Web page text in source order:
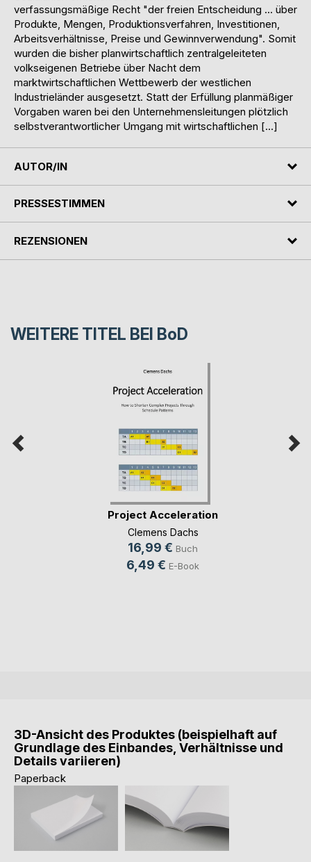
verfassungsmäßige Recht "der freien Entscheidung ... über
Produkte, Mengen, Produktionsverfahren, Investitionen,
Arbeitsverhältnisse, Preise und Gewinnverwendung". Somit
wurden die bisher planwirtschaftlich zentralgeleiteten
volkseigenen Betriebe über Nacht dem
marktwirtschaftlichen Wettbewerb der westlichen
Industrieländer ausgesetzt. Statt der Erfüllung planmäßiger
Vorgaben waren bei den Unternehmensleitungen plötzlich
selbstverantwortlicher Umgang mit wirtschaftlichen […]
AUTOR/IN
PRESSESTIMMEN
REZENSIONEN
WEITERE TITEL BEI BoD
Project Acceleration
Clemens Dachs
16,99 € Buch
6,49 € E-Book
3D-Ansicht des Produktes (beispielhaft auf
Grundlage des Einbandes, Verhältnisse und
Details variieren)
Paperback